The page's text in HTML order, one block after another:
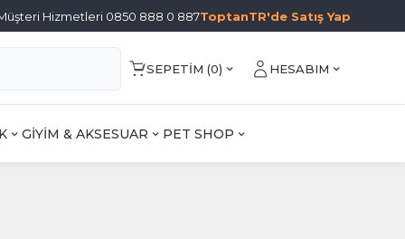
Hizmetleri 0850 888 0 887ToptanTR'de Satış Yap
SEPETIM (0) HESABIM
GİYİM & AKSESUAR PET SHOP